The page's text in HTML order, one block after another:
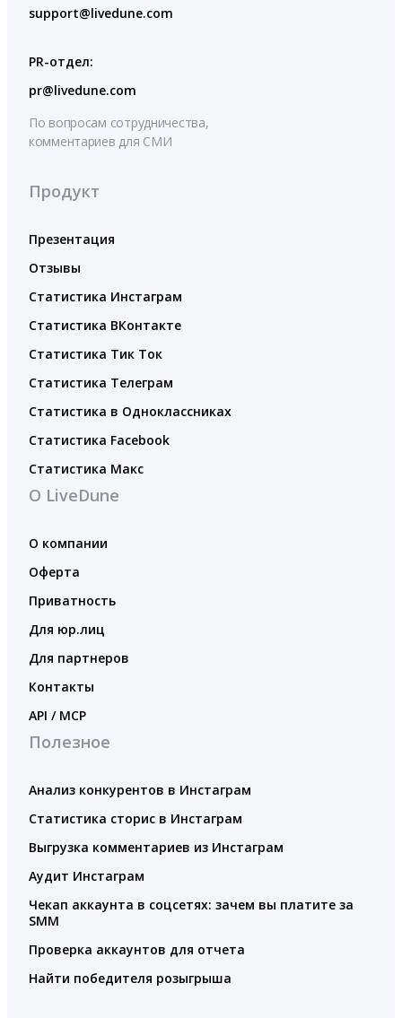
support@livedune.com
PR-отдел:
pr@livedune.com
По вопросам сотрудничества,
комментариев для СМИ
Продукт
Презентация
Отзывы
Статистика Инстаграм
Статистика ВКонтакте
Статистика Тик Ток
Статистика Телеграм
Статистика в Одноклассниках
Статистика Facebook
Статистика Макс
О LiveDune
О компании
Оферта
Приватность
Для юр.лиц
Для партнеров
Контакты
API / MCP
Полезное
Анализ конкурентов в Инстаграм
Статистика сторис в Инстаграм
Выгрузка комментариев из Инстаграм
Аудит Инстаграм
Чекап аккаунта в соцсетях: зачем вы платите за
SMM
Проверка аккаунтов для отчета
Найти победителя розыгрыша